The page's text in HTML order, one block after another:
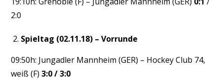
2:0
Spieltag (02.11.18) – Vorrunde
09:50h: Jungadler Mannheim (GER) – Hockey Club 74,
weiß (F)3:0 / 3:0